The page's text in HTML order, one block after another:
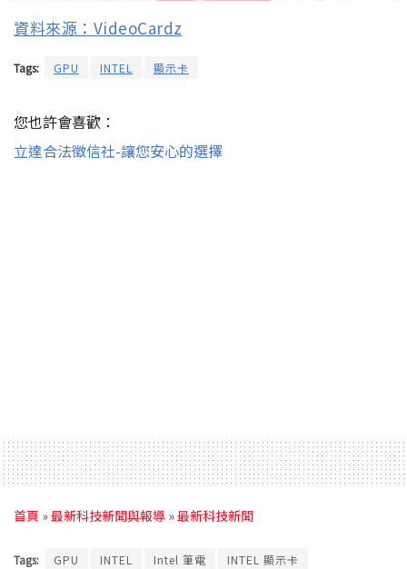
資料來源：VideoCardz
Tags: GPU INTEL 顯示卡
您也許會喜歡：
立達合法徵信社-讓您安心的選擇
首頁 »最新科技新聞與報導 »最新科技新聞
Tags: GPU INTEL Intel 筆電 INTEL 顯示卡